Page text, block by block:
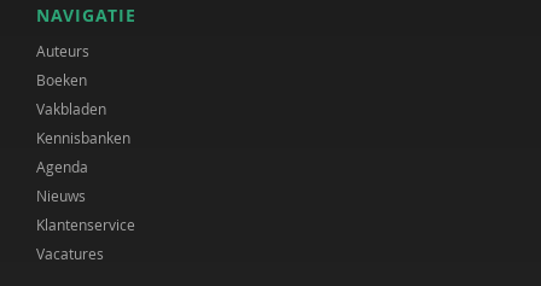
NAVIGATIE
Auteurs
Boeken
Vakbladen
Kennisbanken
Agenda
Nieuws
Klantenservice
Vacatures